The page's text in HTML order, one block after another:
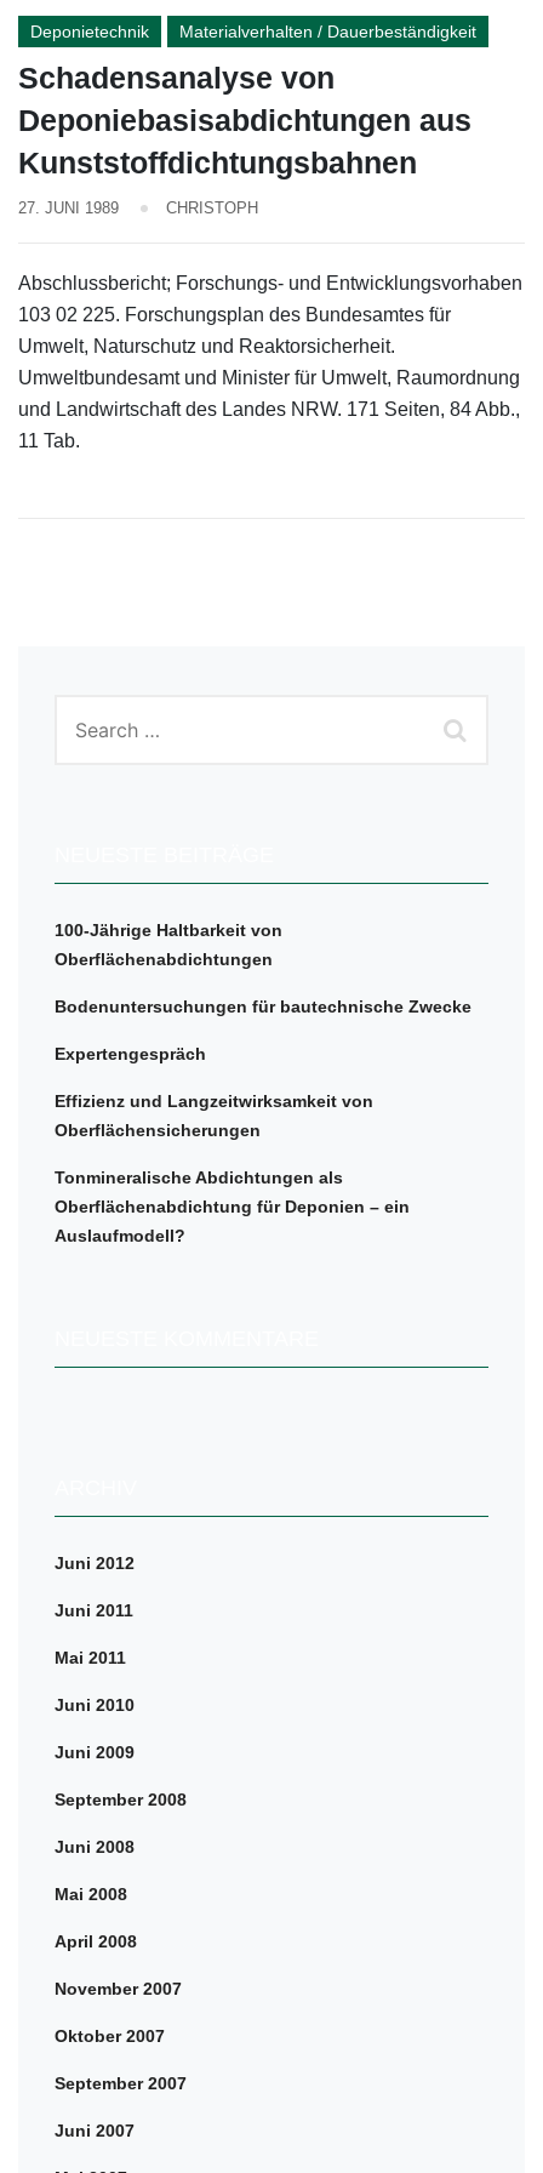
Deponietechnik Materialverhalten / Dauerbeständigkeit
Schadensanalyse von
Deponiebasisabdichtungen aus
Kunststoffdich­tungsbahnen
27. JUNI 1989 CHRISTOPH
Abschlussbericht; Forschungs- und Entwicklungsvorhaben
103 02 225. Forschungsplan des Bundesamtes für
Umwelt, Naturschutz und Reaktorsicherheit.
Umweltbundesamt und Minister für Umwelt, Raumordnung
und Landwirtschaft des Landes NRW. 171 Seiten, 84 Abb.,
11 Tab.
100-Jährige Haltbarkeit von
Oberflächenabdichtungen
Bodenuntersuchungen für bautechnische Zwecke
Expertengespräch
Effizienz und Langzeitwirksamkeit von
Oberflächensicherungen
Tonmineralische Abdichtungen als
Oberflächenabdichtung für Deponien – ein
Auslaufmodell?
Juni 2012
Juni 2011
Mai 2011
Juni 2010
Juni 2009
September 2008
Juni 2008
Mai 2008
April 2008
November 2007
Oktober 2007
September 2007
Juni 2007